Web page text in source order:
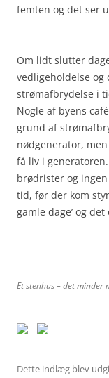
femten og det ser
Om lidt slutter
vedligeholdelse
strømafbrydelse i
Nogle af byens
grund af
nødgenerator,
få liv i
brødrister og
tid, før der kom
gamle dage’ og
Et stenhus – det minder
Dette indlæg blev